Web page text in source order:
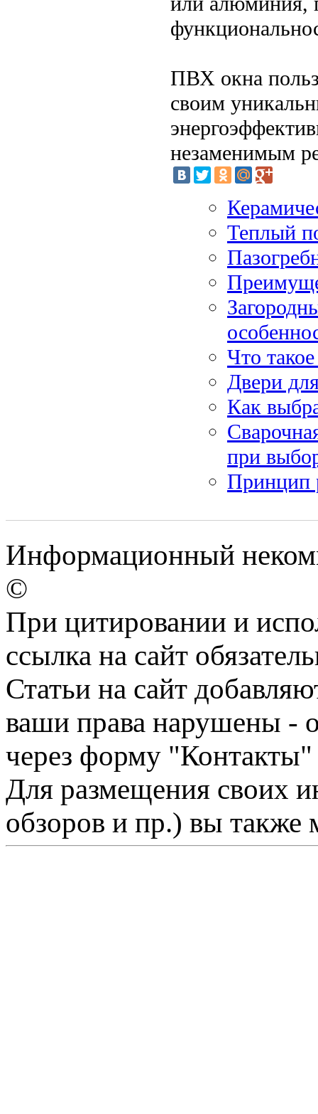
ПВХ окна
своим
незаменимым
Теплый
Что
Двери
Как
при
Принцип
Информационный
©
При цитировании и
ссылка на сайт
Статьи на сайт
ваши права нарушены -
через форму "Контакты"
Для размещения своих
обзоров и пр.) вы также